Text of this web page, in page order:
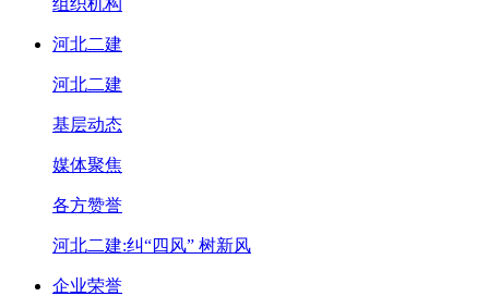
河北二建
河北二建
基层动态
媒体聚焦
各方赞誉
河北二建:纠“四风” 树新风
企业荣誉